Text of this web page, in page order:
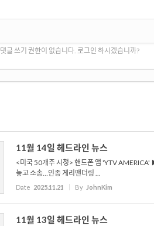
댓글 쓰기 권한이 없습니다. 로그인 하시겠습니까?
11월 14일 헤드라인 뉴스
<미국 50개주 시청> 핸드폰 앱 'YTV
놓고 소송…인종 게리맨더링 ...
Date 2025.11.21 By JohnKim
11월 13일 헤드라인 뉴스